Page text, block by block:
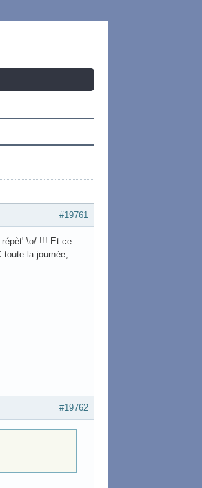
#19761
répèt' \o/ !!! Et ce
la journée,
#19762